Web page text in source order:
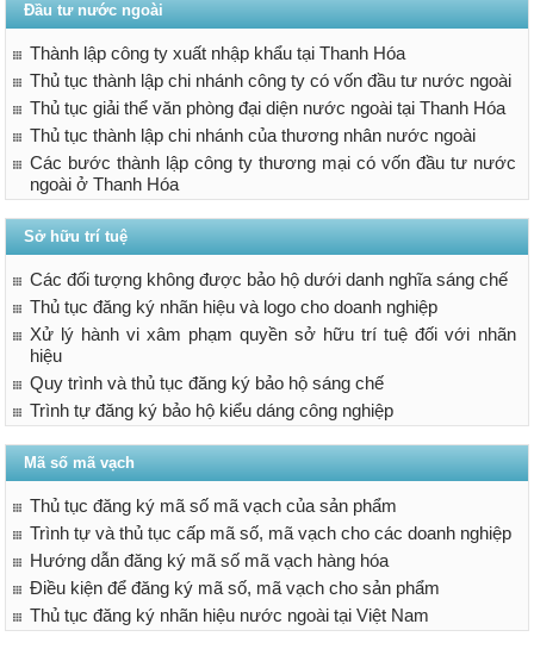
Đầu tư nước ngoài
Thành lập công ty xuất nhập khẩu tại Thanh Hóa
Thủ tục thành lập chi nhánh công ty có vốn đầu tư nước ngoài
Thủ tục giải thể văn phòng đại diện nước ngoài tại Thanh Hóa
Thủ tục thành lập chi nhánh của thương nhân nước ngoài
Các bước thành lập công ty thương mại có vốn đầu tư nước
ngoài ở Thanh Hóa
Sở hữu trí tuệ
Các đối tượng không được bảo hộ dưới danh nghĩa sáng chế
Thủ tục đăng ký nhãn hiệu và logo cho doanh nghiệp
Xử lý hành vi xâm phạm quyền sở hữu trí tuệ đối với nhãn
hiệu
Quy trình và thủ tục đăng ký bảo hộ sáng chế
Trình tự đăng ký bảo hộ kiểu dáng công nghiệp
Mã số mã vạch
Thủ tục đăng ký mã số mã vạch của sản phẩm
Trình tự và thủ tục cấp mã số, mã vạch cho các doanh nghiệp
Hướng dẫn đăng ký mã số mã vạch hàng hóa
Điều kiện để đăng ký mã số, mã vạch cho sản phẩm
Thủ tục đăng ký nhãn hiệu nước ngoài tại Việt Nam